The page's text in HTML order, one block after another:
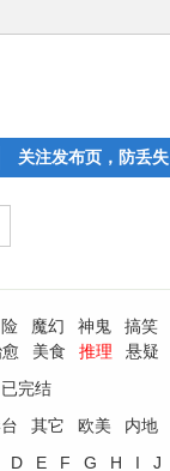
关注发布页，防丢失
魔幻 神鬼 搞笑
美食 推理 悬疑
已完结
其它 欧美 内地
D E F G H I J